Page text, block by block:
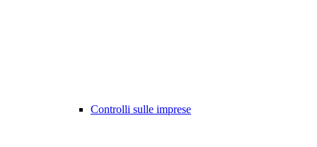
Controlli sulle imprese